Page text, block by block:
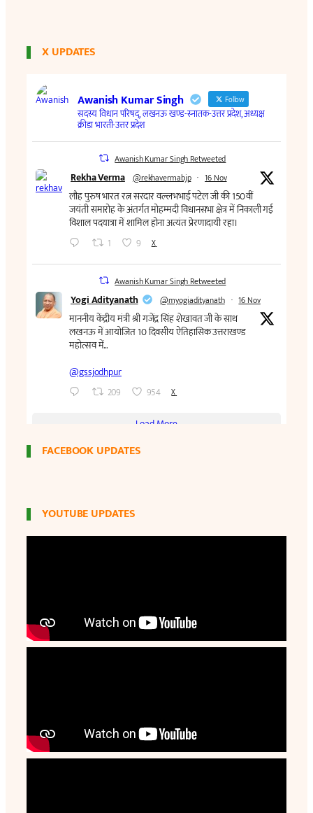
X UPDATES
FACEBOOK UPDATES
YOUTUBE UPDATES